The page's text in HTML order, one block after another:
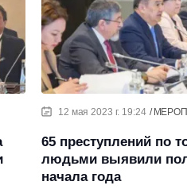
12 мая 2023 г. 19:24
65 преступлений по
людьми выявили
начала года